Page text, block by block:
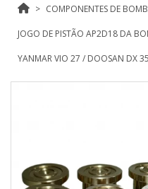
COMPONENTES DE
JOGO DE PISTÃO AP2D18 DA
YANMAR VIO 27 / DOOSAN DX